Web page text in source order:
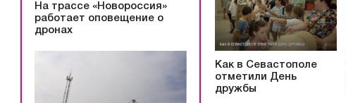
На трассе «Новороссия»
работает оповещение о
дронах
Как в Севастополе
отметили День
дружбы